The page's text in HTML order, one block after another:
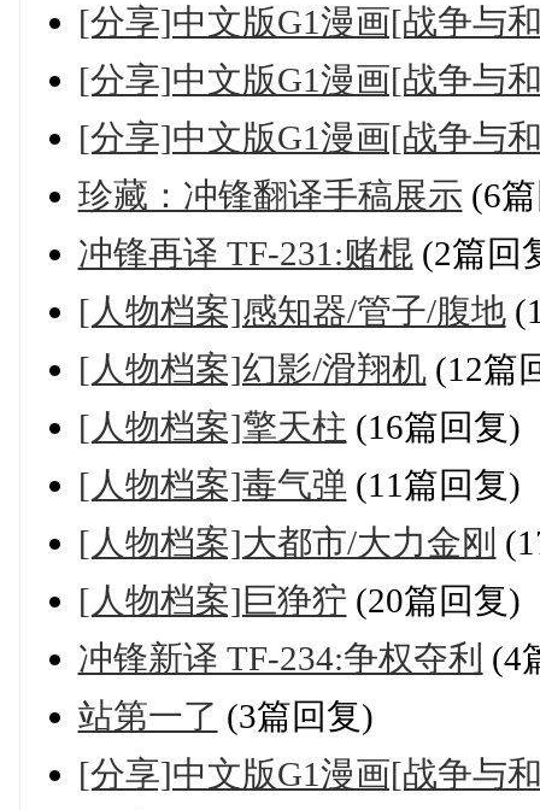
[分享]中文版G1漫画[战争与
[分享]中文版G1漫画[战争与
[分享]中文版G1漫画[战争与
珍藏：冲锋翻译手稿展示 (6
冲锋再译 TF-231:赌棍(2篇回
[人物档案]感知器/管子/腹地
[人物档案]幻影/滑翔机(12篇
[人物档案]擎天柱 (16篇回复)
[人物档案]毒气弹 (11篇回复)
[人物档案]大都市/大力金刚
[人物档案]巨狰狞 (20篇回复)
冲锋新译 TF-234:争权夺利 (4
站第一了 (3篇回复)
[分享]中文版G1漫画[战争与